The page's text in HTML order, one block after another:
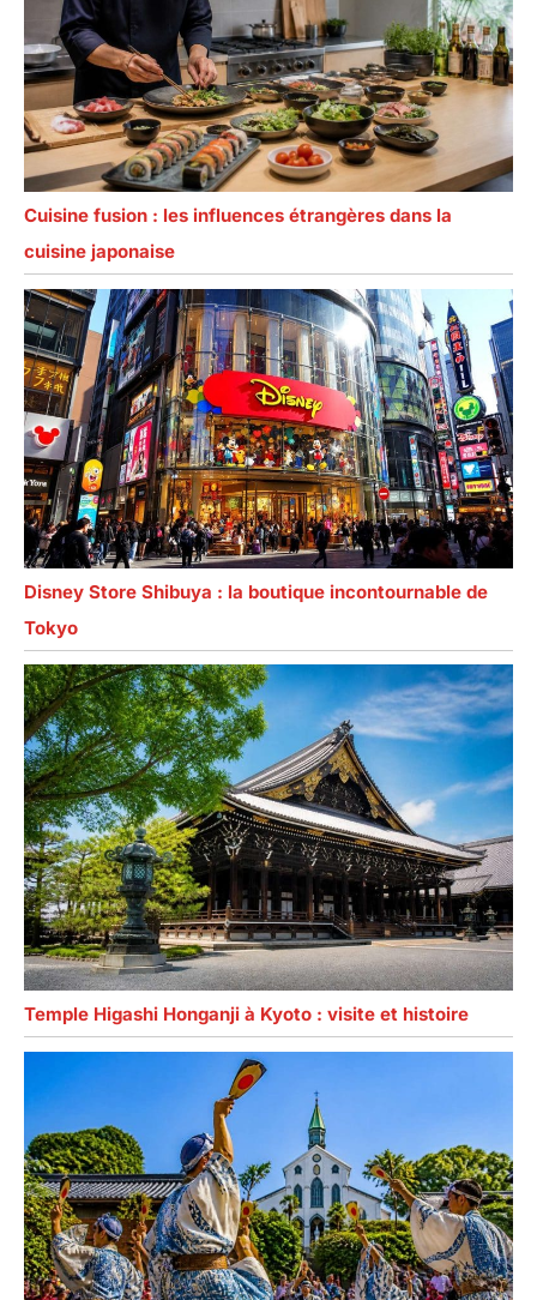
Cuisine fusion : les influences étrangères dans la
cuisine japonaise
Disney Store Shibuya : la boutique incontournable de
Tokyo
Temple Higashi Honganji à Kyoto : visite et histoire